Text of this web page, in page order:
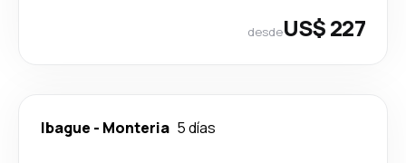
desdeUS$ 227
Ibague - Monteria 5 días